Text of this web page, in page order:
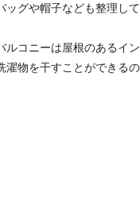
ッグや帽子なども整理して
ルコニーは屋根のあるイン
濯物を干すことができる